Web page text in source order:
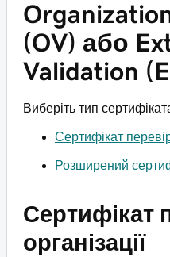
(OV) або
Validation
Виберіть тип
Сертифікат
Розширений
Сертифікат
організації